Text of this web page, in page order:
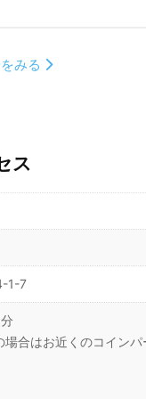
みる
ス
1-7
合はお近くのコイン